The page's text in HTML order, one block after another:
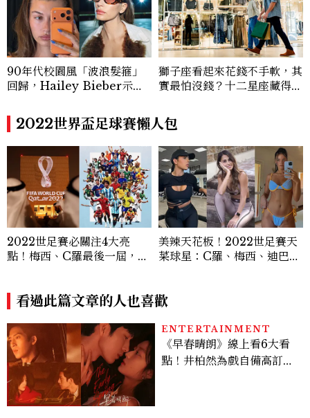
rriott等頂級飯店集團。 策劃並執行超過7
0篇深度專題「MC開房間」、260 篇以上
「玩咖懶人包」盤點類文章，致力用專業視
角提供讀者最新話題、兼具風格與實用的高
品質生活旅遊靈感內容。 Contact：ben
ny_yang@mctw.com.tw
90年代校園風「波浪髮箍」
回歸，Hailey Bieber示範
u髮箍未開賣先爆紅！
獅子座看起來花錢不手軟，其
實最怕沒錢？十二星座藏得最
價半天，最後卻買最貴的
2022世界盃足球賽懶人包
2022世足賽必關注4大亮
點！梅西、C羅最後一屆，8
美辣天花板！2022世足賽天
菜球星：C羅、梅西、迪巴
看過此篇文章的人也喜歡
ENTERTAINMENT
《早春晴朗》線上看6大看
點！井柏然為戲自備高訂，